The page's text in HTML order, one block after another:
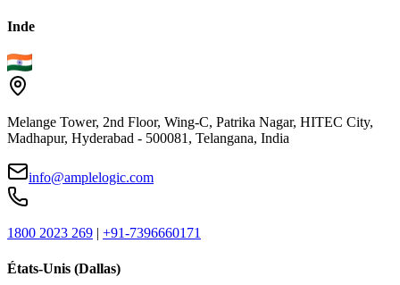
Inde
Melange Tower, 2nd Floor, Wing-C, Patrika Nagar, HITEC City,
Madhapur, Hyderabad - 500081, Telangana, India
info@amplelogic.com
1800 2023 269 | +91-7396660171
États-Unis (Dallas)